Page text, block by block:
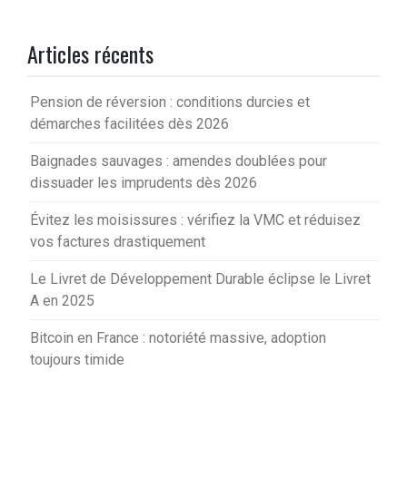
Articles récents
Pension de réversion : conditions durcies et
démarches facilitées dès 2026
Baignades sauvages : amendes doublées pour
dissuader les imprudents dès 2026
Évitez les moisissures : vérifiez la VMC et réduisez
vos factures drastiquement
Le Livret de Développement Durable éclipse le Livret
A en 2025
Bitcoin en France : notoriété massive, adoption
toujours timide